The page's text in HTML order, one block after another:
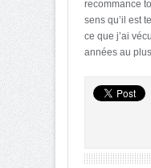
recommance
sens qu’il est
ce que j’ai
années au